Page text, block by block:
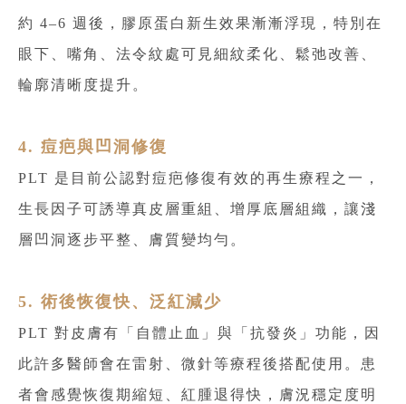
約 4–6 週後，膠原蛋白新生效果漸漸浮現，特別在
眼下、嘴角、法令紋處可見細紋柔化、鬆弛改善、
輪廓清晰度提升。
4. 痘疤與凹洞修復
PLT 是目前公認對痘疤修復有效的再生療程之一，
生長因子可誘導真皮層重組、增厚底層組織，讓淺
層凹洞逐步平整、膚質變均勻。
5. 術後恢復快、泛紅減少
PLT 對皮膚有「自體止血」與「抗發炎」功能，因
此許多醫師會在雷射、微針等療程後搭配使用。患
者會感覺恢復期縮短、紅腫退得快，膚況穩定度明